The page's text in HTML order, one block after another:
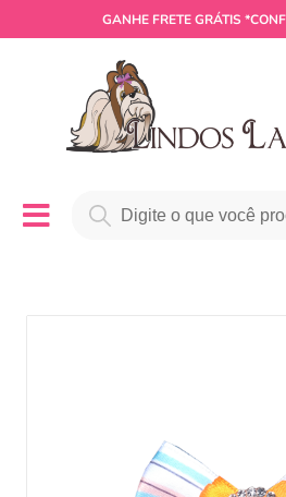
GANHE FRETE GRÁTIS